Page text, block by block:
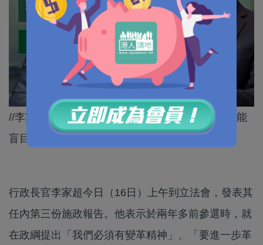
//李家超強調，可借鏡其他地方的成功經驗，但不能
盲目照抄，而係要因時制宜，因地制宜。//
行政長官李家超今日（16日）上午到立法會，發表其
任內第三份施政報告。他表示於兩年多前參選時，就
在政綱提出「我們必須有變革精神」、「要進一步革